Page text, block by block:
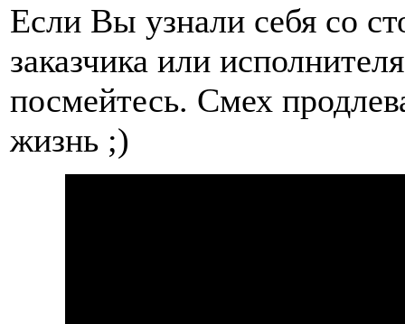
Если Вы узнали себя со
заказчика или
посмейтесь. Смех
жизнь ;)